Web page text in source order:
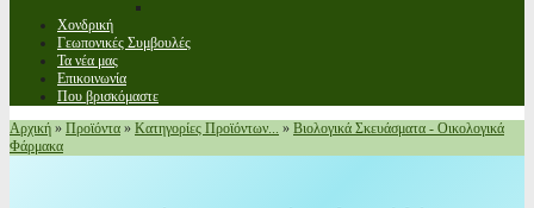
Χονδρική
Γεωπονικές Συμβουλές
Τα νέα μας
Επικοινωνία
Που βρισκόμαστε
Αρχική » Προϊόντα » Κατηγορίες Προϊόντων... » Βιολογικά Σκευάσματα - Οικολογικά
Φάρμακα